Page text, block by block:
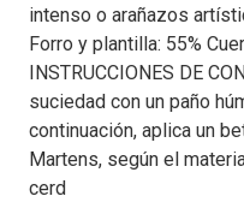
intenso o arañazos
Forro y plantilla: 55%
INSTRUCCIONES DE
suciedad con un paño
continuación, aplica un
Martens, según el
cerd